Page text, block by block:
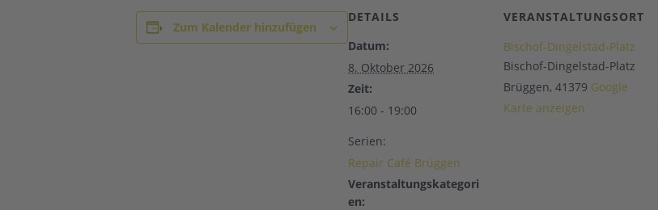
Zum Kalender hinzufügen
DETAILS
Datum:
8. Oktober 2026
Zeit:
16:00 - 19:00
Serien:
Repair Café Brüggen
Veranstaltungskategori
en:
VERANSTALTUNGSORT
Bischof-Dingelstad-Platz
Bischof-Dingelstad-Platz
Brüggen, 41379 Google
Karte anzeigen